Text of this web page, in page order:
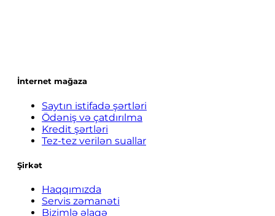
İnternet mağaza
Saytın istifadə şərtləri
Ödəniş və çatdırılma
Kredit şərtləri
Tez-tez verilən suallar
Şirkət
Haqqımızda
Servis zəmanəti
Bizimlə əlaqə